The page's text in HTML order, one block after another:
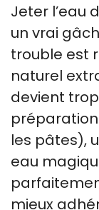
Jeter l’eau
un vrai
trouble est
naturel
devient
les pâtes),
eau
mieux